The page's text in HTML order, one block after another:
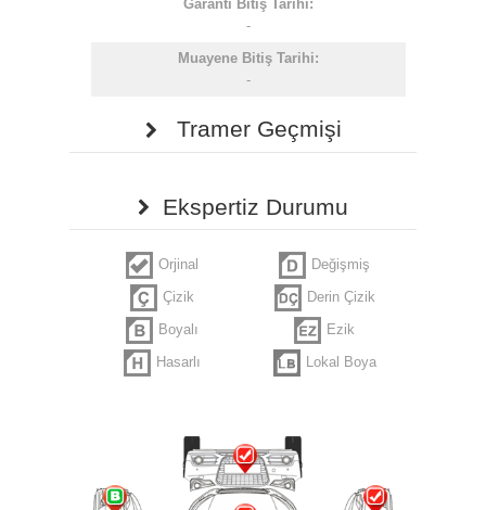
Garanti Bitiş Tarihi:
-
Muayene Bitiş Tarihi:
-
Tramer Geçmişi
Ekspertiz Durumu
Orjinal
Değişmiş
Çizik
Derin Çizik
Boyalı
Ezik
Hasarlı
Lokal Boya